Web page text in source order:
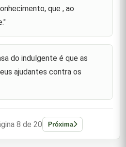
espécies:a paciência que
terra estranha é uma terra
com a pobreza, mesmo a terra
é uma riqueza que não diminiu."
: este dito foi também
ao Profeta(saas) ).
chefe das paixões."
que , ao
do indulgente é que as
ajudantes contra os
8 de 20 Próxima